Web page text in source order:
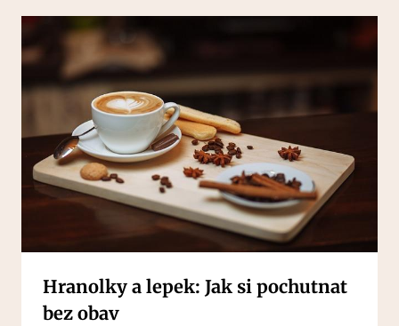
Hranolky a lepek: Jak si pochutnat
bez obav